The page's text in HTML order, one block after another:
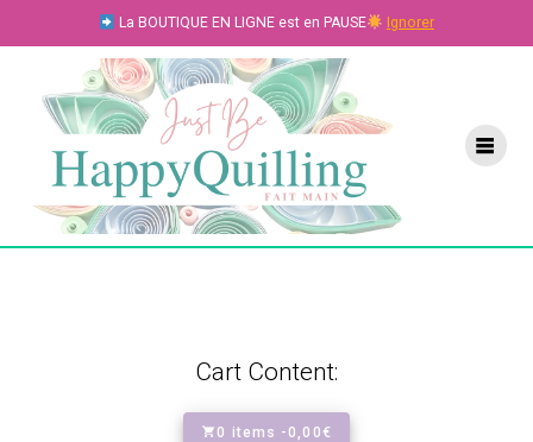
content
La BOUTIQUE EN LIGNE est en PAUSE Ignorer
Cart Content:
0 items -0,00€